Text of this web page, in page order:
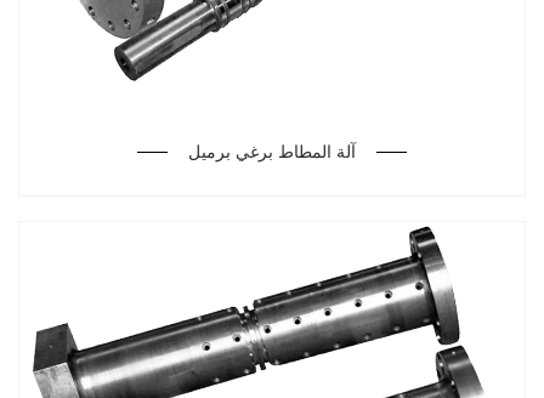
آلة المطاط برغي برميل